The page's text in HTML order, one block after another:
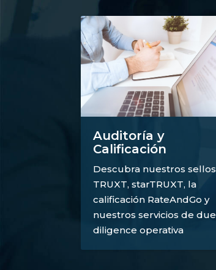
Auditoría y
Calificación
Descubra nuestros sellos
TRUXT, starTRUXT, la
calificación RateAndGo y
nuestros servicios de due
diligence operativa